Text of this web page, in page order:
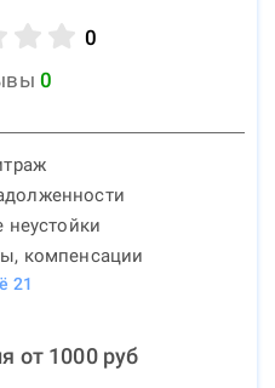
0
0
неустойки
компенсации
21
от 1000руб